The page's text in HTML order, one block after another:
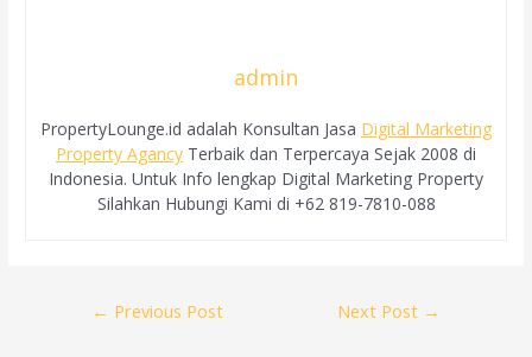
admin
PropertyLounge.id adalah Konsultan Jasa Digital Marketing
Property Agancy Terbaik dan Terpercaya Sejak 2008 di
Indonesia. Untuk Info lengkap Digital Marketing Property
Silahkan Hubungi Kami di +62 819-7810-088
← Previous Post Next Post →